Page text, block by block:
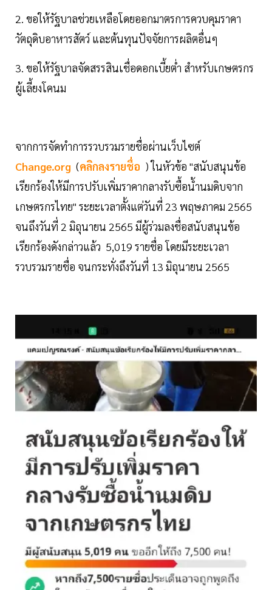
2. ขอให้รัฐบาลช่วยเหลือโดยออกมาตรการควบคุมราคา
วัตถุดิบอาหารสัตว์ และต้นทุนปัจจัยการผลิตอื่นๆ
3. ขอให้รัฐบาลจัดสรรสินเชื่อดอกเบี้ยต่ำ สำหรับเกษตรกร
ผู้เลี้ยงโคนม
จากการจัดทำการรวบรวมรายชื่อผ่านเว็บไซต์
Change.org (คลิกลงรายชื่อ ) ในหัวข้อ "สนับสนุนข้อ
เรียกร้องให้มีการปรับเพิ่มราคากลางรับซื้อน้ำนมดิบจาก
เกษตรกรไทย" ระยะเวลาตั้งแต่วันที่ 23 พฤษภาคม 2565
จนถึงวันที่ 2 มิถุนายน 2565 มีผู้ร่วมลงชื่อสนับสนุนข้อ
เรียกร้องดังกล่าวแล้ว 5,019 รายชื่อ โดยมีระยะเวลา
รวบรวมรายชื่อ จนกระทั่งถึงวันที่ 13 มิถุนายน 2565